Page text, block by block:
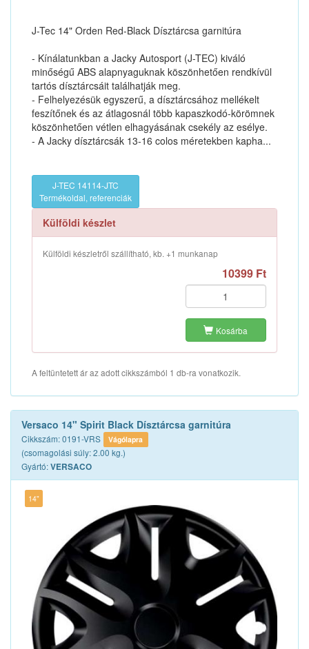
J-Tec 14" Orden Red-Black Dísztárcsa garnitúra
- Kínálatunkban a Jacky Autosport (J-TEC) kiváló
minőségű ABS alapnyaguknak köszönhetően rendkívül
tartós dísztárcsáit találhatják meg.
- Felhelyezésük egyszerű, a dísztárcsához mellékelt
feszítőnek és az átlagosnál több kapaszkodó-körömnek
köszönhetően vétlen elhagyásának csekély az esélye.
- A Jacky dísztárcsák 13-16 colos méretekben kapha...
J-TEC 14114-JTC
Termékoldal, referenciák
Külföldi készlet
Külföldi készletről szállítható, kb. +1 munkanap
10399 Ft
Kosárba
A feltüntetett ár az adott cikkszámból 1 db-ra vonatkozik.
Versaco 14" Spirit Black Dísztárcsa garnitúra
Cikkszám: 0191-VRS Vágólapra
(csomagolási súly: 2.00 kg.)
Gyártó:VERSACO
14"